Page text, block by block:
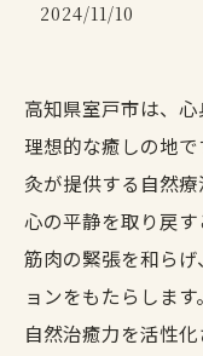
2024/11/10
高知県室戸市は、心
理想的な癒しの地
灸が提供する自然療
心の平静を取り戻
筋肉の緊張を和ら
ョンをもたらしま
自然治癒力を活性